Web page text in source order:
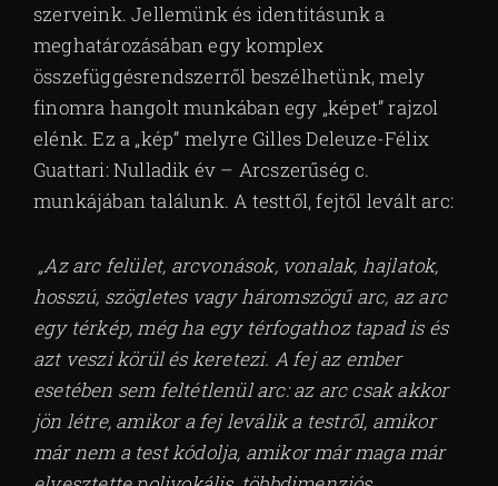
szerveink. Jellemünk és identitásunk a
meghatározásában egy komplex
összefüggésrendszerről beszélhetünk, mely
finomra hangolt munkában egy „képet” rajzol
elénk. Ez a „kép” melyre Gilles Deleuze-Félix
Guattari: Nulladik év – Arcszerűség c.
munkájában találunk. A testtől, fejtől levált arc:
„Az arc felület, arcvonások, vonalak, hajlatok,
hosszú, szögletes vagy háromszögű arc, az arc
egy térkép, még ha egy térfogathoz tapad is és
azt veszi körül és keretezi. A fej az ember
esetében sem feltétlenül arc: az arc csak akkor
jön létre, amikor a fej leválik a testről, amikor
már nem a test kódolja, amikor már maga már